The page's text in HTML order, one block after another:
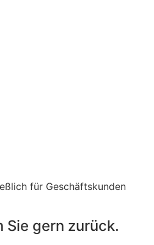
für Geschäftskunden
Sie gern zurück.